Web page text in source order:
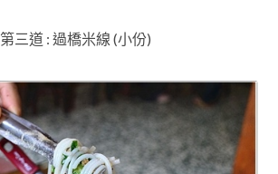
第三道 : 過橋米線 (小份)